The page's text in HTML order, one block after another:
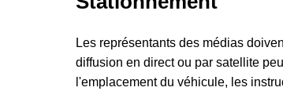
Les représentants des médias
diffusion en direct ou par satellite
l'emplacement du véhicule, les